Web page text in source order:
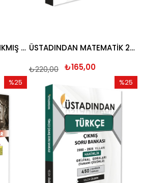
ÜSTADINDAN TARİH ÇIKMIŞ SORU BANKASI 2026
ÜSTADINDAN MATEMATİK 2026
₺165,00
₺220,00
%25
İndirim
%25İndirim
%25